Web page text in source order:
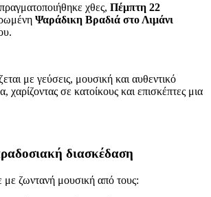
χθες, Πέμπτη 22
Ψαράδικη Βραδιά στο Λιμάνι
με γεύσεις, μουσική και αυθεντικό
χαρίζοντας σε κατοίκους και επισκέπτες μια
διασκέδαση
με ζωντανή μουσική από τους: